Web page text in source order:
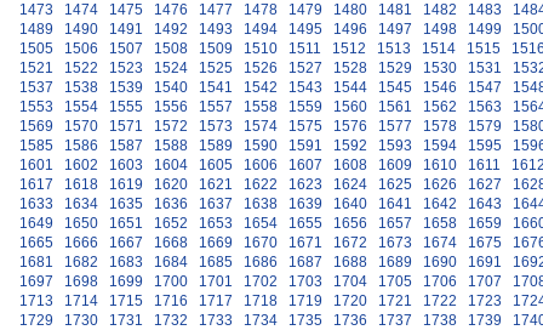
1473
1474 1475 1476 1477 1478 1479 1480 1481 1482 1483
1489
1490 1491 1492 1493 1494 1495 1496 1497 1498 1499
1505
1506 1507 1508 1509 1510 1511 1512 1513 1514 1515
1521
1522 1523 1524 1525 1526 1527 1528 1529 1530 1531
1537
1538 1539 1540 1541 1542 1543 1544 1545 1546 1547
1553
1554 1555 1556 1557 1558 1559 1560 1561 1562 1563
1569
1570 1571 1572 1573 1574 1575 1576 1577 1578 1579
1585
1586 1587 1588 1589 1590 1591 1592 1593 1594 1595
1601
1602 1603 1604 1605 1606 1607 1608 1609 1610 1611
1617
1618 1619 1620 1621 1622 1623 1624 1625 1626 1627
1633
1634 1635 1636 1637 1638 1639 1640 1641 1642 1643
1649
1650 1651 1652 1653 1654 1655 1656 1657 1658 1659
1665
1666 1667 1668 1669 1670 1671 1672 1673 1674 1675
1681
1682 1683 1684 1685 1686 1687 1688 1689 1690 1691
1697
1698 1699 1700 1701 1702 1703 1704 1705 1706 1707
1713
1714 1715 1716 1717 1718 1719 1720 1721 1722 1723
1729
1730 1731 1732 1733 1734 1735 1736 1737 1738 1739